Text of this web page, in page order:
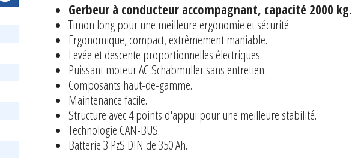
Gerbeur à conducteur accompagnant, capacité 2000 kg.
Timon long pour une meilleure ergonomie et sécurité.
Ergonomique, compact, extrêmement maniable.
Levée et descente proportionnelles électriques.
Puissant moteur AC Schabmüller sans entretien.
Composants haut-de-gamme.
Maintenance facile.
Structure avec 4 points d'appui pour une meilleure stabilité.
Technologie CAN-BUS.
Batterie 3 PzS DIN de 350 Ah.